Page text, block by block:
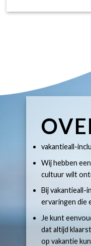
vakantieall-
Wij hebben
cultuur wilt
Bij vakantieall-
ervaringen die
Je kunt
dat altijd
op vakantie